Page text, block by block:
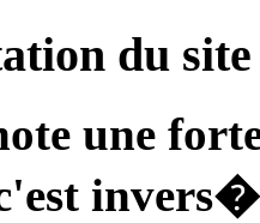
du site
une